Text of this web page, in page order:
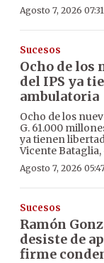
Agosto 7, 2026
Sucesos
Ocho de los
del IPS ya
ambulatoria
Ocho de los
G. 61.000
ya tienen
Vicente
Agosto 7, 2026
Sucesos
Ramón
desiste de
firme